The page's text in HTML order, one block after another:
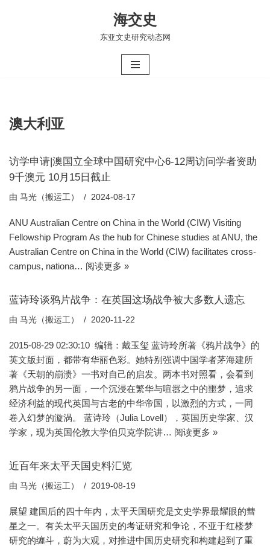
海交史
东亚文史研究动态网
澳大利亚
访学申请|澳国立全球中国研究中心6-12周访问学者资助
9千澳元 10月15日截止
由 马光（搬运工） 2024-08-17
ANU Australian Centre on China in the World (CIW) Visiting
Fellowship Program As the hub for Chinese studies at ANU, the
Australian Centre on China in the World (CIW) facilitates cross-
campus, nationa… 阅读更多 »
蓝诗玲谈鸦片战争：在英国这场战争被大多数人遗忘
由 马光（搬运工） 2020-11-22
2015-08-29 02:30:10 编辑：戴玉玺 蓝诗玲所著《鸦片战争》的
英文版封面，都带有华丽色彩。她特别强调中国学者茅海建所
著《天朝的崩溃》一书对自己的启发。两本书对照看，会看到
鸦片战争的另一面，一个沉浸在繁华与喧嚣之中的噩梦，追求
经济利益的现代英国与古老的中华帝国，以激烈的方式，一同
卷入幻梦的漩涡。 蓝诗玲（Julia Lovell），英国历史学家、汉
学家，现为英国伦敦大学伯贝克学院讲… 阅读更多 »
近百年来太平天国史料汇览
由 马光（搬运工） 2019-08-19
展望 建国后的四十年内，太平天国研究是文史学界最耀眼的彗
星之一。有关太平天国历史的考证研究和争论，不亚于红楼梦
研究的缠斗，蔚为大观，对推进中国历史研究和构建起到了重